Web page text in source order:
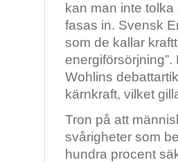
kan man inte
fasas in. Svensk
som de kallar
Wohlins
kärnkraft, vilket
Tron på att
svårigheter som
hundra procent